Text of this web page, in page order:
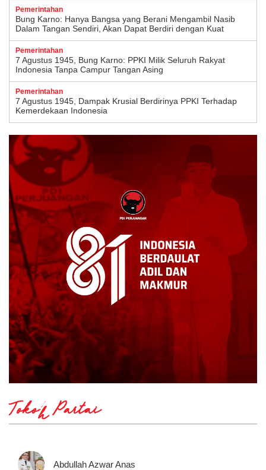
Pemerintahan
Bung Karno: Hanya Bangsa yang Berani Mengambil Nasib
Dalam Tangan Sendiri, Akan Dapat Berdiri dengan Kuat
Pemerintahan
7 Agustus 1945, Bung Karno: PPKI Milik Seluruh Rakyat
Indonesia Tanpa Campur Tangan Asing
Pemerintahan
7 Agustus 1945, Dampak Krusial Berdirinya PPKI Terhadap
Kemerdekaan Indonesia
Tokoh Partai
Abdullah Azwar Anas